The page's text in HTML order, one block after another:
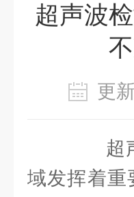
超声波
更
超声
域发挥着重